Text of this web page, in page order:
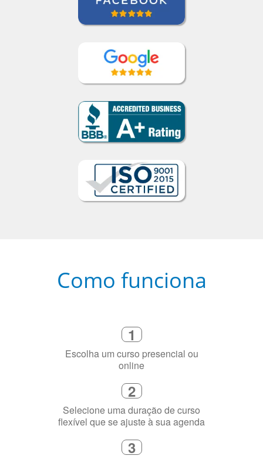
Como funciona
1
Escolha um curso presencial ou
online
2